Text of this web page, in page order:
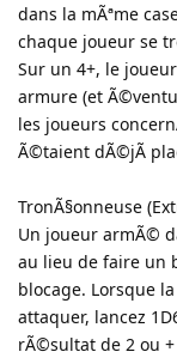
dans la mÃªme
chaque joueur se
Sur un 4+, le
armure (et
les joueurs
Ã©taient dÃ©jÃ
TronÃ§onneuse
Un joueur armÃ©
au lieu de faire un
blocage. Lorsque
attaquer, lancez
rÃ©sultat de 2 ou